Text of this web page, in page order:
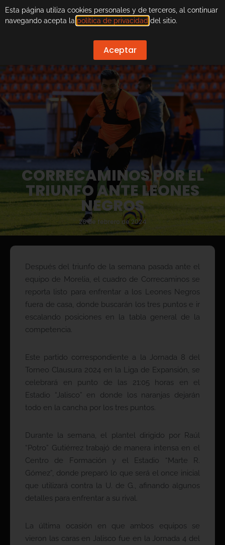
CORRECAMINOS POR EL
TRIUNFO ANTE LEONES
NEGROS
26 de febrero de 2024
Después del triunfo de la semana pasada ante el
equipo de Morelia, el cuadro de Correcaminos se
reporta listo para enfrentar a los Leones Negros
fuera de casa, donde buscarán los tres puntos e ir
escalando posiciones en la tabla general de la
competencia.
Este partido correspondiente a la Jornada 8 del
Torneo Clausura 2024 en la Liga de Expansión, se
celebrará en punto de las 21:05 horas en el
Estadio “Jalisco” en donde los naranjas dejarán
todo en la cancha por los tres puntos.
Durante la semana, el plantel dirigido por Raúl
“Potro” Gutiérrez trabajó de manera intensa en el
Centro de Formación y el Estadio “Marte R.
Gómez”, donde preparó lo que será el once inicial
que utilizará contra la U. de G., afinando algunos
detalles para enfrentar a su rival.
La última ocasión en que ambos equipos se
vieron las caras en Jalisco fue en la Jornada 4 del
Esta página utiliza cookies personales y de terceros, al continuar
navegando acepta la política de privacidad del sitio.
Aceptar